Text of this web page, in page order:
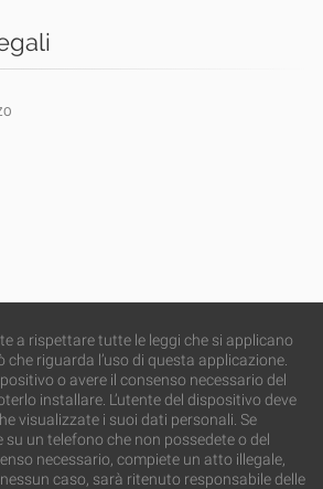
a rispettare tutte le leggi che si applicano
che riguarda l’uso di questa applicazione.
o avere il consenso necessario del
installare. L’utente del dispositivo deve
visualizzate i suoi dati personali. Se
su un telefono che non possedete o del
necessario, compiete un atto illegale,
caso, sarà ritenuto responsabile delle